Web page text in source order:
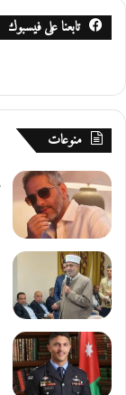
تابعنا على فيسبوك
منوعات